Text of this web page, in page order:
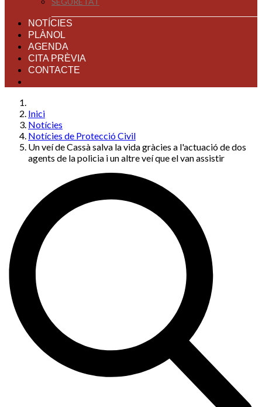
NOTÍCIES
PLÀNOL
AGENDA
CITA PRÈVIA
CONTACTE
Inici
Notícies
Notícies de Protecció Civil
Un veí de Cassà salva la vida gràcies a l'actuació de dos
agents de la policia i un altre veí que el van assistir